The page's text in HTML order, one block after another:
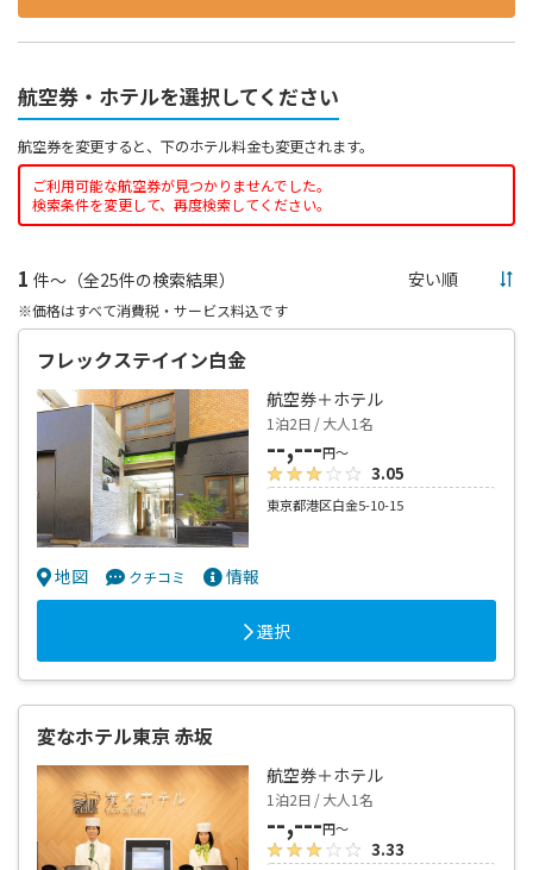
航空券・ホテルを選択してください
航空券を変更すると、下のホテル料金も変更されます。
ご利用可能な航空券が見つかりませんでした。
検索条件を変更して、再度検索してください。
1 件～（全25件の検索結果）
※価格はすべて消費税・サービス料込です
フレックステイイン白金
航空券＋ホテル
1泊2日 / 大人1名
--,---円～
3.05
東京都港区白金5-10-15
地図 クチコミ 情報
選択
変なホテル東京 赤坂
航空券＋ホテル
1泊2日 / 大人1名
--,---円～
3.33